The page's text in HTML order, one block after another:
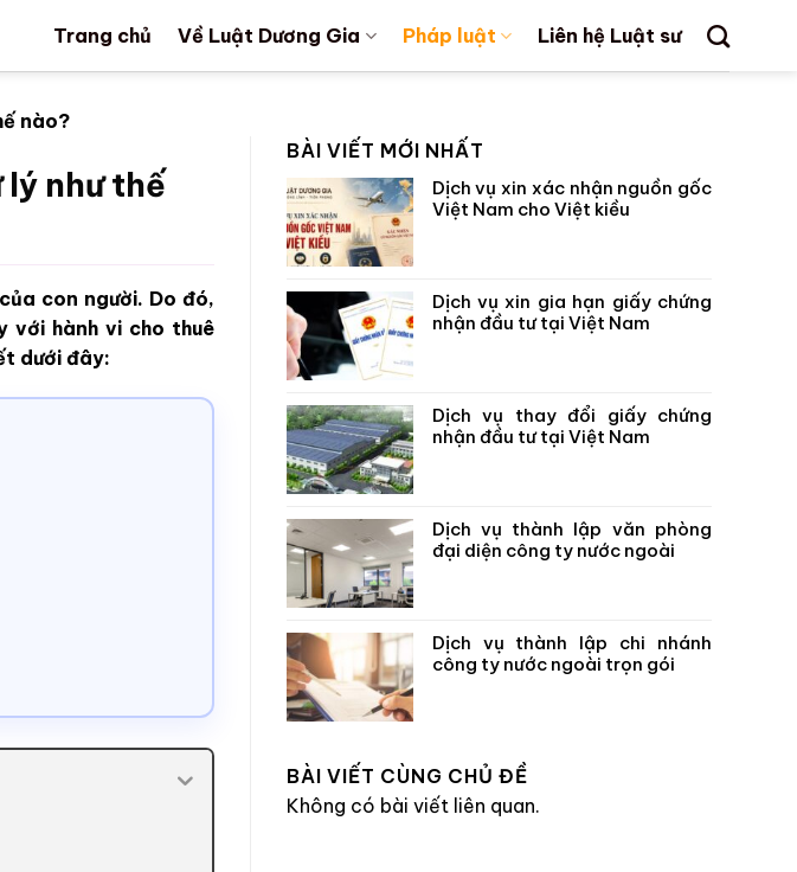
Trang chủ Về Luật Dương Gia Pháp luật Liên hệ Luật sư
nào?
như thế
con người. Do đó,
với hành vi cho thuê
dưới đây:
BÀI VIẾT MỚI NHẤT
Dịch vụ xin xác nhận nguồn gốc
Việt Nam cho Việt kiều
Dịch vụ xin gia hạn giấy chứng
nhận đầu tư tại Việt Nam
Dịch vụ thay đổi giấy chứng
nhận đầu tư tại Việt Nam
Dịch vụ thành lập văn phòng
đại diện công ty nước ngoài
Dịch vụ thành lập chi nhánh
công ty nước ngoài trọn gói
BÀI VIẾT CÙNG CHỦ ĐỀ
Không có bài viết liên quan.